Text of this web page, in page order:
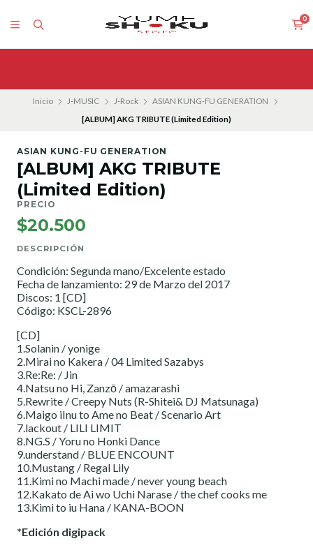
0
Inicio J-MUSIC J-Rock
ASIAN KUNG-FU GENERATION
[ALBUM] AKG TRIBUTE (Limited Edition)
ASIAN KUNG-FU GENERATION
[ALBUM] AKG TRIBUTE
(Limited Edition)
PRECIO
$20.500
DESCRIPCIÓN
Condición: Segunda mano/Excelente estado
Fecha de lanzamiento: 29 de Marzo del 2017
Discos: 1 [CD]
Código: KSCL-2896
[CD]
1.Solanin / yonige
2.Mirai no Kakera / 04 Limited Sazabys
3.Re:Re: / Jin
4.Natsu no Hi, Zanzō / amazarashi
5.Rewrite / Creepy Nuts (R-Shitei& DJ Matsunaga)
6.Maigo iInu to Ame no Beat / Scenario Art
7.lackout / LILI LIMIT
8.NG.S / Yoru no Honki Dance
9.understand / BLUE ENCOUNT
10.Mustang / Regal Lily
11.Kimi no Machi made / never young beach
12.Kakato de Ai wo Uchi Narase / the chef cooks me
13.Kimi to iu Hana / KANA-BOON
*Edición digipack